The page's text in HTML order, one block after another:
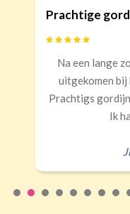
Prachtige
Na een lange
uitgekomen bij
Prachtigs
Ik